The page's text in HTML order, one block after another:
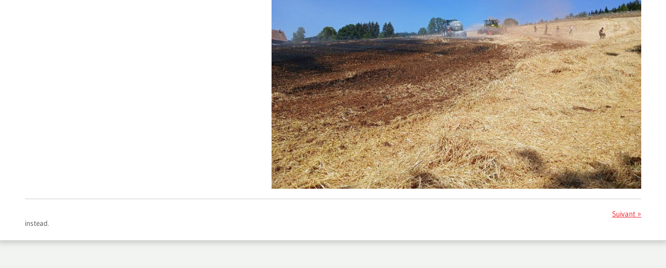
Suivant »
instead.